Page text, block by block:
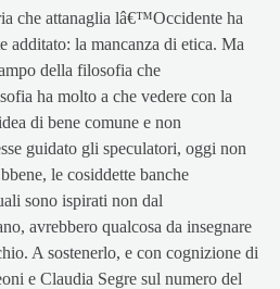
che attanaglia lâ€™Occidente ha
additato: la mancanza di etica. Ma
della filosofia che
ha molto a che vedere con la
di bene comune e non
guidato gli speculatori, oggi non
le cosiddette banche
sono ispirati non dal
avrebbero qualcosa da insegnare
A sostenerlo, e con cognizione di
e Claudia Segre sul numero del